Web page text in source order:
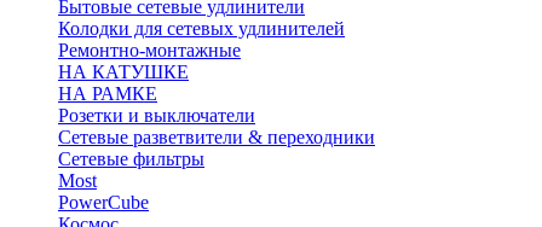
Бытовые сетевые удлинители
Колодки для сетевых удлинителей
Ремонтно-монтажные
НА КАТУШКЕ
НА РАМКЕ
Розетки и выключатели
Сетевые разветвители & переходники
Сетевые фильтры
Most
PowerCube